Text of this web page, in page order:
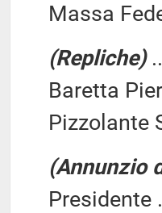
Massa
(Repliche)
Baretta
Pizzolante
(Annunzio
Presidente